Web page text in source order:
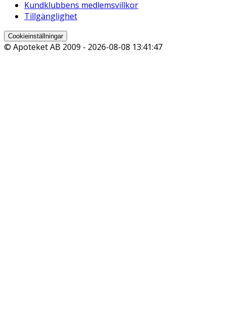
Kundklubbens medlemsvillkor
Tillgänglighet
Cookieinställningar
© Apoteket AB 2009 - 2026-08-08 13:41:47